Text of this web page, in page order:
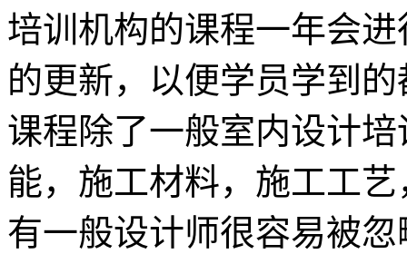
培训机构的课程一年会
的更新，以便学员学到
课程除了一般室内设计
能，施工材料，施工工
有一般设计师很容易被